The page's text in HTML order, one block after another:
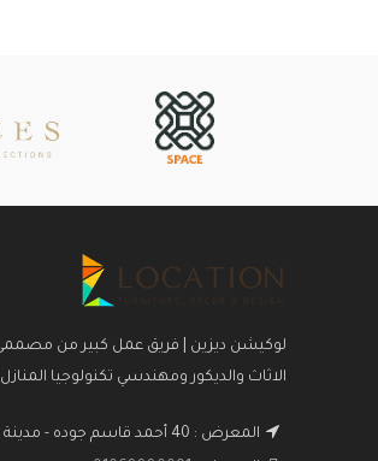
لوكيشن ديزين | فريق عمل كبير من
الاثاث والديكور ومهندسي تكنولوجيا المنازل
المعرض : 40 أحمد قاسم جوده - مدينة نصر